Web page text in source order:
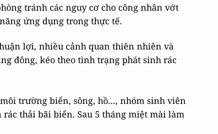
tránh các nguy cơ cho công nhân vớt
ứng dụng trong thực tế.
lợi, nhiều cảnh quan thiên nhiên và
đông, kéo theo tình trạng phát sinh rác
trường biển, sông, hồ..., nhóm sinh viên
thải bãi biển. Sau 5 tháng miệt mài làm